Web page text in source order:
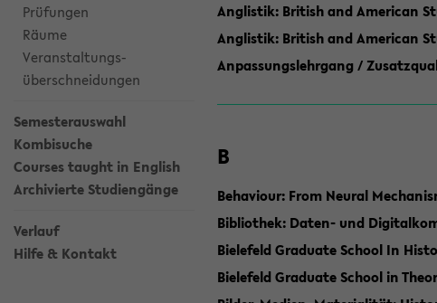
Prüfungen
Räume
Veranstaltungs-
überschneidungen
Semesterauswahl
Kombisuche
Courses taught in English
Archivierte Studiengänge
Verlauf
Hilfe & Kontakt
Anglistik: British and American
Anglistik: British and American
Anpassungslehrgang /
B
Behaviour: From Neural
Bibliothek: Daten- und
Bielefeld Graduate School In
Bielefeld Graduate School in